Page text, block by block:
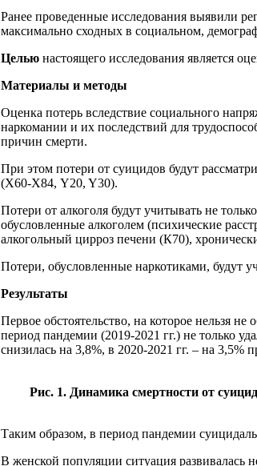
Ранее проведенные исследования выявили
максимально сходных в социальном,
Целью настоящего исследования является
Материалы и методы
Оценка потерь вследствие социального
наркомании и их последствий для
причин смерти.
При этом потери от суицидов будут
(Х60-Х84, Y20, Y30).
Потери от алкоголя будут учитывать не
обусловленные алкоголем (психические
алкогольный цирроз печени (К70),
Потери, обусловленные наркотиками, будут
Результаты
Первое обстоятельство, на которое нельзя
период пандемии (2019-2021 гг.) не только
снизилась на 3,8%, в 2020-2021 гг. – на 3,5%
Рис. 1. Динамика смертности от
Таким образом, в период пандемии
В женской популяции ситуация развивалась